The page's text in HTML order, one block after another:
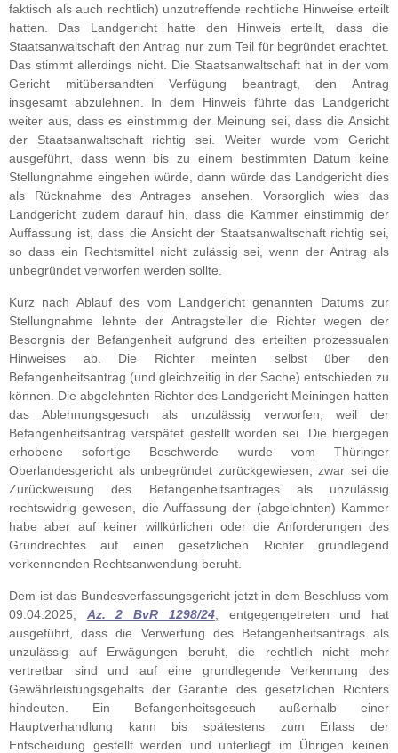
faktisch als auch rechtlich) unzutreffende rechtliche Hinweise erteilt
hatten. Das Landgericht hatte den Hinweis erteilt, dass die
Staatsanwaltschaft den Antrag nur zum Teil für begründet erachtet.
Das stimmt allerdings nicht. Die Staatsanwaltschaft hat in der vom
Gericht mitübersandten Verfügung beantragt, den Antrag
insgesamt abzulehnen. In dem Hinweis führte das Landgericht
weiter aus, dass es einstimmig der Meinung sei, dass die Ansicht
der Staatsanwaltschaft richtig sei. Weiter wurde vom Gericht
ausgeführt, dass wenn bis zu einem bestimmten Datum keine
Stellungnahme eingehen würde, dann würde das Landgericht dies
als Rücknahme des Antrages ansehen. Vorsorglich wies das
Landgericht zudem darauf hin, dass die Kammer einstimmig der
Auffassung ist, dass die Ansicht der Staatsanwaltschaft richtig sei,
so dass ein Rechtsmittel nicht zulässig sei, wenn der Antrag als
unbegründet verworfen werden sollte.
Kurz nach Ablauf des vom Landgericht genannten Datums zur
Stellungnahme lehnte der Antragsteller die Richter wegen der
Besorgnis der Befangenheit aufgrund des erteilten prozessualen
Hinweises ab. Die Richter meinten selbst über den
Befangenheitsantrag (und gleichzeitig in der Sache) entschieden zu
können. Die abgelehnten Richter des Landgericht Meiningen hatten
das Ablehnungsgesuch als unzulässig verworfen, weil der
Befangenheitsantrag verspätet gestellt worden sei. Die hiergegen
erhobene sofortige Beschwerde wurde vom Thüringer
Oberlandesgericht als unbegründet zurückgewiesen, zwar sei die
Zurückweisung des Befangenheitsantrages als unzulässig
rechtswidrig gewesen, die Auffassung der (abgelehnten) Kammer
habe aber auf keiner willkürlichen oder die Anforderungen des
Grundrechtes auf einen gesetzlichen Richter grundlegend
verkennenden Rechtsanwendung beruht.
Dem ist das Bundesverfassungsgericht jetzt in dem Beschluss vom
09.04.2025, Az. 2 BvR 1298/24, entgegengetreten und hat
ausgeführt, dass die Verwerfung des Befangenheitsantrags als
unzulässig auf Erwägungen beruht, die rechtlich nicht mehr
vertretbar sind und auf eine grundlegende Verkennung des
Gewährleistungsgehalts der Garantie des gesetzlichen Richters
hindeuten. Ein Befangenheitsgesuch außerhalb einer
Hauptverhandlung kann bis spätestens zum Erlass der
Entscheidung gestellt werden und unterliegt im Übrigen keinen